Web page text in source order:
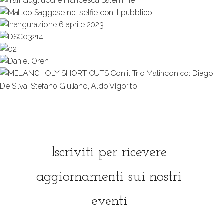
Iscriviti per ricevere
aggiornamenti sui nostri
eventi